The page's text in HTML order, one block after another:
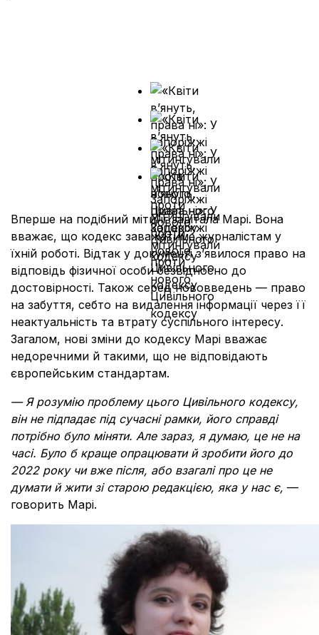
Вперше на подібний мітинг завітала Марі. Вона
вважає, що кодекс заважатиме журналістам у
їхній роботі. Відтак у документі з’явилося право на
відповідь фізичної особи безвідносно до
достовірності. Також серед нововведень — право
на забуття, себто на видалення інформації через її
неактуальність та втрату суспільного інтересу.
Загалом, нові зміни до кодексу Марі вважає
недоречними й такими, що не відповідають
європейським стандартам.
—Я розумію проблему цього Цивільного кодексу,
він не підпадає під сучасні рамки, його справді
потрібно було міняти. Але зараз, я думаю, це не на
часі. Було б краще опрацювати й зробити його до
2022 року чи вже після, або взагалі про це не
думати й жити зі старою редакцією, яка у нас є, —
говорить Марі.